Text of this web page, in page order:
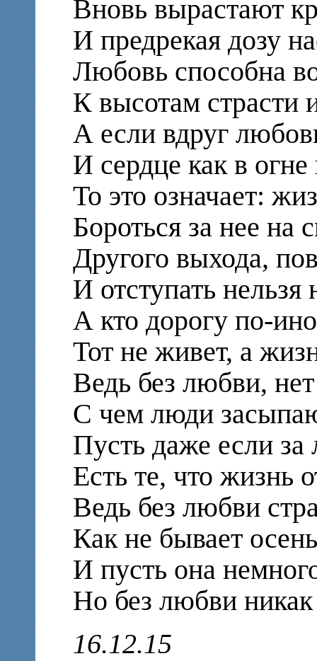
Вновь вырастают
И предрекая дозу
Любовь способна
К высотам страсти
А если вдруг
И сердце как в огне
То это означает:
Бороться за нее на
Другого выхода,
И отступать
А кто дорогу по-
Тот не живет, а
Ведь без любви,
С чем люди
Пусть даже если за
Есть те, что жизнь
Ведь без любви
Как не бывает
И пусть она
Но без любви никак
16.12.15